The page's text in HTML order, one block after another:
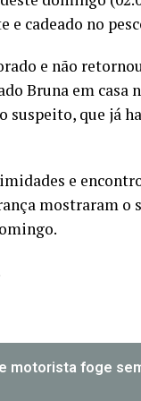
e cadeado no
e não
Bruna em casa
suspeito, que já
e
mostraram o
motorista foge